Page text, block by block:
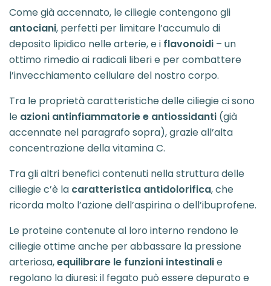
Come già accennato, le ciliegie contengono gli
antociani, perfetti per limitare l’accumulo di
deposito lipidico nelle arterie, e i flavonoidi – un
ottimo rimedio ai radicali liberi e per combattere
l’invecchiamento cellulare del nostro corpo.
Tra le proprietà caratteristiche delle ciliegie ci sono
le azioni antinfiammatorie e antiossidanti (già
accennate nel paragrafo sopra), grazie all’alta
concentrazione della vitamina C.
Tra gli altri benefici contenuti nella struttura delle
ciliegie c’è la caratteristica antidolorifica, che
ricorda molto l’azione dell’aspirina o dell’ibuprofene.
Le proteine contenute al loro interno rendono le
ciliegie ottime anche per abbassare la pressione
arteriosa,equilibrare le funzioni intestinalie
regolano la diuresi: il fegato può essere depurato e